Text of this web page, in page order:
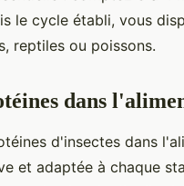
le cycle établi, vous
reptiles ou poissons.
dans
d'insectes dans
et adaptée à chaque